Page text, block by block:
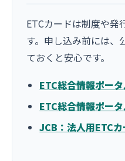
ETCカードは制度や発
す。申し込み前には、
ておくと安心です。
ETC総合情報ポー
ETC総合情報ポー
JCB：法人用ETC